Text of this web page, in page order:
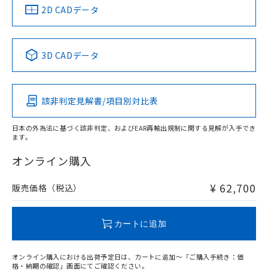
端子配置
中国 RoHS 注意事項・凡例
Pb Hg Cd Cr(VI)
O
在庫等で未対応品が混在する可能性があります。
問い合わせください。
船舶規格）
No No No No
この製品の規格認証/適合状況ページへ
その他の認証はこちらのページからご検索ください
2D CADデータ
3D CADデータ
該非判定見解書/項目別対比表
日本の外為法に基づく該非判定、およびEAR再輸出規制に関する見解が入手でき
ます。
オンライン購入
販売価格（税込） ¥ 62,700
カートに追加
オンライン購入における出荷予定日は、カートに追加～「ご購入手続き：価
格・納期の確認」画面にてご確認ください。